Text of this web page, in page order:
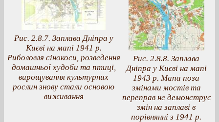
Рис. 2.8.7. Заплава Дніпра у
Києві на мапі 1941 р.
Риболовля сінокоси, розведення
домашньої худоби та птиці,
вирощування культурних
рослин знову стали основою
виживання
Рис. 2.8.8. Заплава
Дніпра у Києві на мапі
1943 р. Мапа поза
змінами мостів та
переправ не демонструє
змін на заплаві в
порівнянні з 1941 р.